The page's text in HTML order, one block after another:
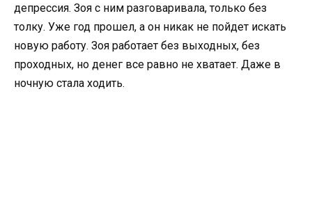
депрессия. Зоя с ним разговаривала, только без
толку. Уже год прошел, а он никак не пойдет искать
новую работу. Зоя работает без выходных, без
проходных, но денег все равно не хватает. Даже в
ночную стала ходить.